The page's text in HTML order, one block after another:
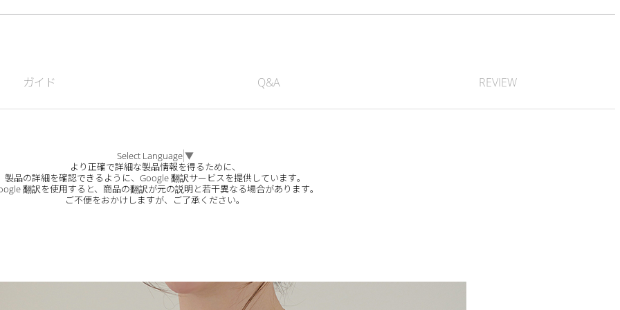
ガイド Q&A REVIEW
Select Language▼
より正確で詳細な製品情報を得るために、
製品の詳細を確認できるように、Google 翻訳サービスを提供しています。
翻訳を使用すると、商品の翻訳が元の説明と若干異なる場合があります。
ご不便をおかけしますが、ご了承ください。